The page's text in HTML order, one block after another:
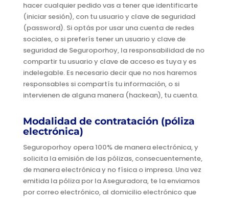
hacer cualquier pedido vas a tener que identificarte
(iniciar sesión), con tu usuario y clave de seguridad
(password). Si optás por usar una cuenta de redes
sociales, o si preferís tener un usuario y clave de
seguridad de Seguroporhoy, la responsabilidad de no
compartir tu usuario y clave de acceso es tuya y es
indelegable. Es necesario decir que no nos haremos
responsables si compartís tu información, o si
intervienen de alguna manera (hackean), tu cuenta.
Modalidad de contratación (póliza
electrónica)
Seguroporhoy opera 100% de manera electrónica, y
solicita la emisión de las pólizas, consecuentemente,
de manera electrónica y no física o impresa. Una vez
emitida la póliza por la Aseguradora, te la enviamos
por correo electrónico, al domicilio electrónico que